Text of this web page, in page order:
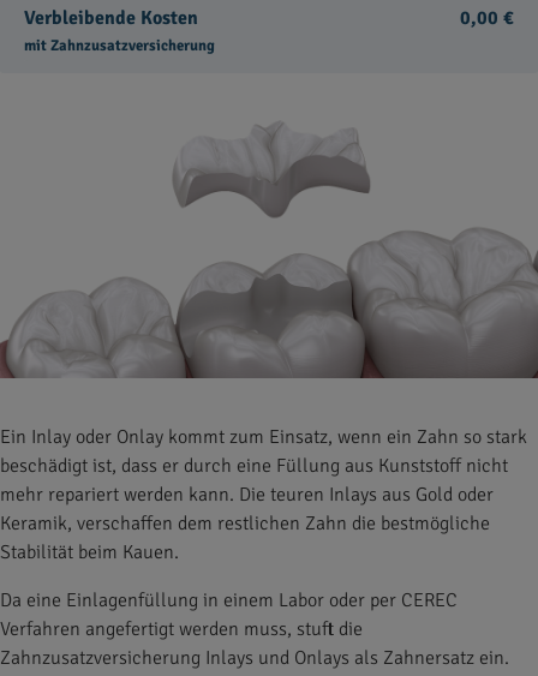
Verbleibende Kosten
mit Zahnzusatzversicherung
0,00 €
Ein Inlay oder Onlay kommt zum Einsatz, wenn ein Zahn so stark
beschädigt ist, dass er durch eine Füllung aus Kunststoff nicht
mehr repariert werden kann. Die teuren Inlays aus Gold oder
Keramik, verschaffen dem restlichen Zahn die bestmögliche
Stabilität beim Kauen.
Da eine Einlagenfüllung in einem Labor oder per CEREC
Verfahren angefertigt werden muss, stuft die
Zahnzusatzversicherung Inlays und Onlays als Zahnersatz ein.